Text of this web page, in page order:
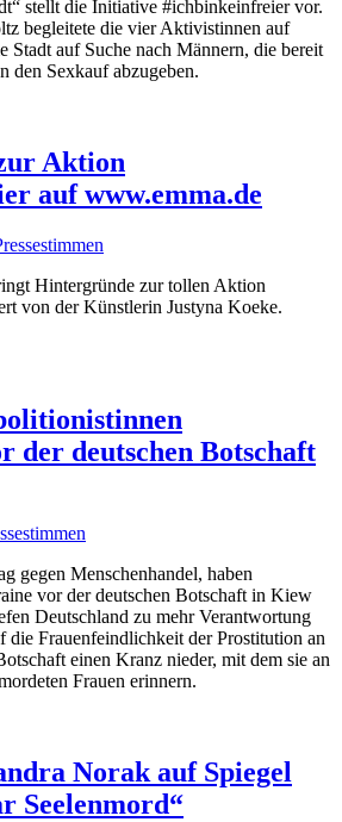
stellt die Initiative #ichbinkeinfreier vor.
begleitete die vier Aktivistinnen auf
Stadt auf Suche nach Männern, die bereit
den Sexkauf abzugeben.
Aktion
auf www.emma.de
Hintergründe zur tollen Aktion
von der Künstlerin Justyna Koeke.
der deutschen Botschaft
gegen Menschenhandel, haben
vor der deutschen Botschaft in Kiew
Deutschland zu mehr Verantwortung
die Frauenfeindlichkeit der Prostitution an
einen Kranz nieder, mit dem sie an
Frauen erinnern.
Norak auf Spiegel
Seelenmord“